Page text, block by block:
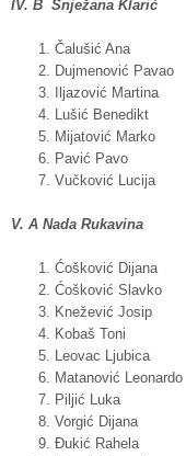
IV. B Snježana Klarić
Čalušić Ana
Dujmenović Pavao
Iljazović Martina
Lušić Benedikt
Mijatović Marko
Pavić Pavo
Vučković Lucija
V. A Nada Rukavina
Ćošković Dijana
Ćošković Slavko
Knežević Josip
Kobaš Toni
Leovac Ljubica
Matanović Leonardo
Piljić Luka
Vorgić Dijana
Đukić Rahela